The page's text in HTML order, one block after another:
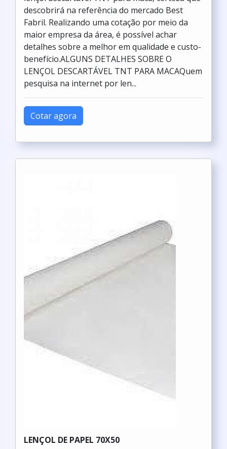
descobrirá na referência do mercado Best
Fabril. Realizando uma cotação por meio da
maior empresa da área, é possível achar
detalhes sobre a melhor em qualidade e custo-
benefício.ALGUNS DETALHES SOBRE O
LENÇOL DESCARTÁVEL TNT PARA MACAQuem
pesquisa na internet por len...
Cotar agora
LENÇOL DE PAPEL 70X50